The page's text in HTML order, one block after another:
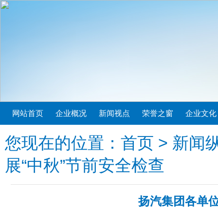
网站首页 企业概况 新闻视点 荣誉之窗 企业文化
您现在的位置： 首页 > 新闻
展“中秋”节前安全检查
扬汽集团各单